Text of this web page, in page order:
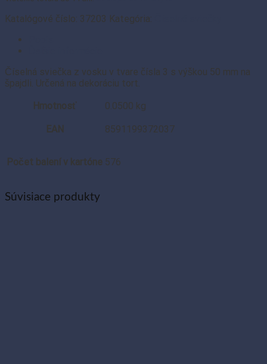
Katalógové číslo: 37203 Kategória:
Číselná sviečka z vosku v tvare čísla 3 s výškou 50 mm na
špajdli. Určená na dekoráciu tort.
Hmotnosť
0.0500 kg
EAN 8591199372037
Počet balení v kartóne 576
Súvisiace produkty